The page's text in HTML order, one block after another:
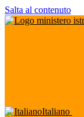
Salta al contenuto
Italiano